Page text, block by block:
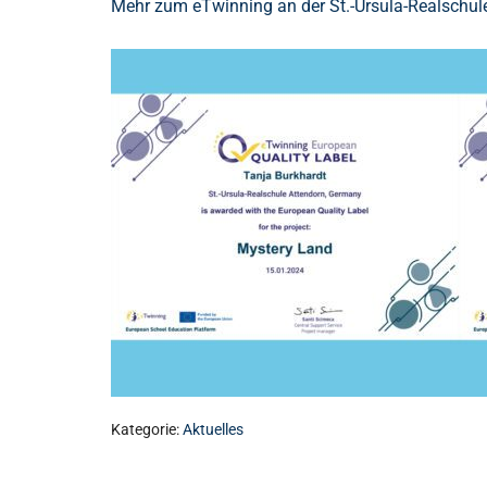
Mehr zum eTwinning an der St.-Ursula-
Kategorie:Aktuelles